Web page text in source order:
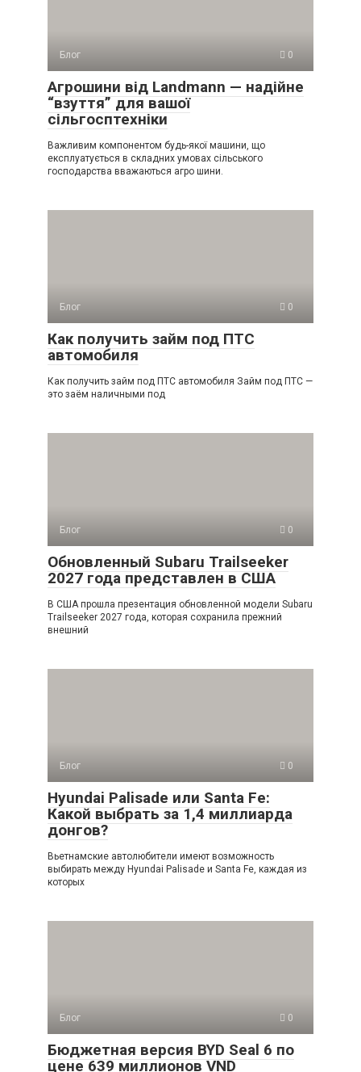
Блог 0
Агрошини від Landmann — надійне
“взуття” для вашої
сільгосптехніки
Важливим компонентом будь-якої машини, що
експлуатується в складних умовах сільського
господарства вважаються агро шини.
Блог 0
Как получить займ под ПТС
автомобиля
Как получить займ под ПТС автомобиля Займ под ПТС —
это заём наличными под
Блог 0
Обновленный Subaru Trailseeker
2027 года представлен в США
В США прошла презентация обновленной модели Subaru
Trailseeker 2027 года, которая сохранила прежний
внешний
Блог 0
Hyundai Palisade или Santa Fe:
Какой выбрать за 1,4 миллиарда
донгов?
Вьетнамские автолюбители имеют возможность
выбирать между Hyundai Palisade и Santa Fe, каждая из
которых
Блог 0
Бюджетная версия BYD Seal 6 по
цене 639 миллионов VND